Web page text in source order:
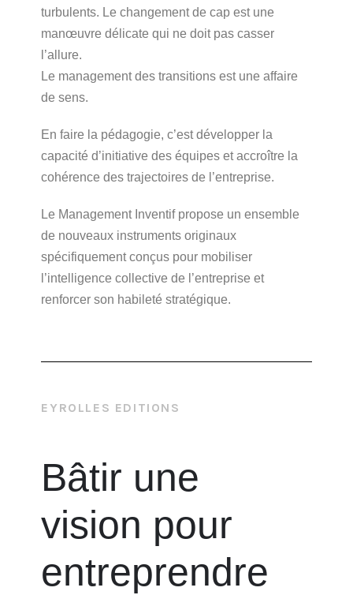
turbulents. Le changement de cap est une
manœuvre délicate qui ne doit pas casser
l’allure.
Le management des transitions est une affaire
de sens.
En faire la pédagogie, c’est développer la
capacité d’initiative des équipes et accroître la
cohérence des trajectoires de l’entreprise.
Le Management Inventif propose un ensemble
de nouveaux instruments originaux
spécifiquement conçus pour mobiliser
l’intelligence collective de l’entreprise et
renforcer son habileté stratégique.
EYROLLES EDITIONS
Bâtir une
vision pour
entreprendre